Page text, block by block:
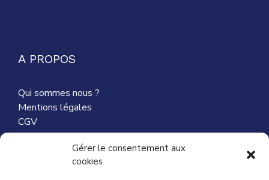
Gérer le consentement aux
cookies
A PROPOS
Qui sommes nous ?
Mentions légales
CGV
Nous contacter